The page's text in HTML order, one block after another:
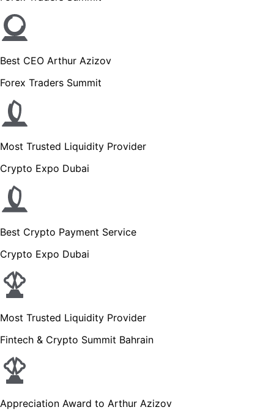
Best CEO Arthur Azizov
Forex Traders Summit
Most Trusted Liquidity Provider
Crypto Expo Dubai
Best Crypto Payment Service
Crypto Expo Dubai
Most Trusted Liquidity Provider
Fintech & Crypto Summit Bahrain
Appreciation Award to Arthur Azizov